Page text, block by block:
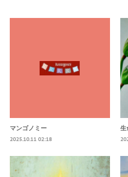
マンゴノミー
2025.10.11 02:18
生